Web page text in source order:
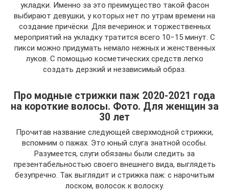
укладки. Именно за это преимущество такой фасон
выбирают девушки, у которых нет по утрам времени на
создание причёски. Для вечеринок и торжественных
мероприятий на укладку тратится всего 10−15 минут. С
пикси можно придумать немало нежных и женственных
луков. С помощью косметических средств легко
создать дерзкий и независимый образ.
Про модные стрижки паж 2020-2021 года
на короткие волосы. Фото. Для женщин за
30 лет
Прочитав название следующей сверхмодной стрижки,
вспомним о пажах. Это юный слуга знатной особы.
Разумеется, слуги обязаны были следить за
презентабельностью своего внешнего вида, выглядеть
безупречно. Так выглядит и стрижка паж: с нарочитым
лоском, волосок к волоску.